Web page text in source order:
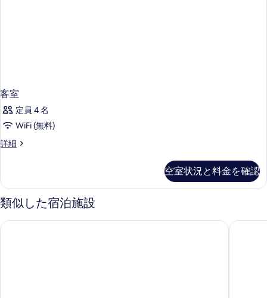
客室
定員 4 名
WiFi (無料)
詳細
客
細
空室状況と料金を確認
類似した宿泊施設
ホテル レ ジュモー クールマイヨール IH ホテ